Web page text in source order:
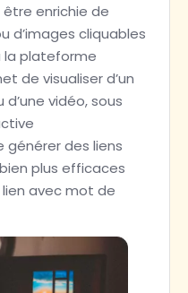
enrichie de
d’images cliquables
la plateforme
de visualiser d’un
vidéo, sous
des liens
plus efficaces
lien avec mot de